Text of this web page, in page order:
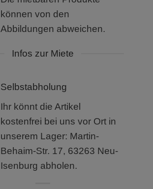
können von den
Abbildungen abweichen.
Infos zur Miete
Selbstabholung
Ihr könnt die Artikel
kostenfrei bei uns vor Ort in
unserem Lager: Martin-
Behaim-Str. 17, 63263 Neu-
Isenburg abholen.